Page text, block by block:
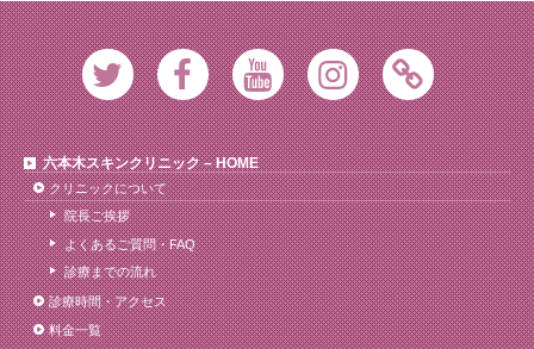
Twitter FacebookYoutube InstagramAmeblo
六本木スキンクリニック – HOME
クリニックについて
院長ご挨拶
よくあるご質問・FAQ
診療までの流れ
診療時間・アクセス
料金一覧